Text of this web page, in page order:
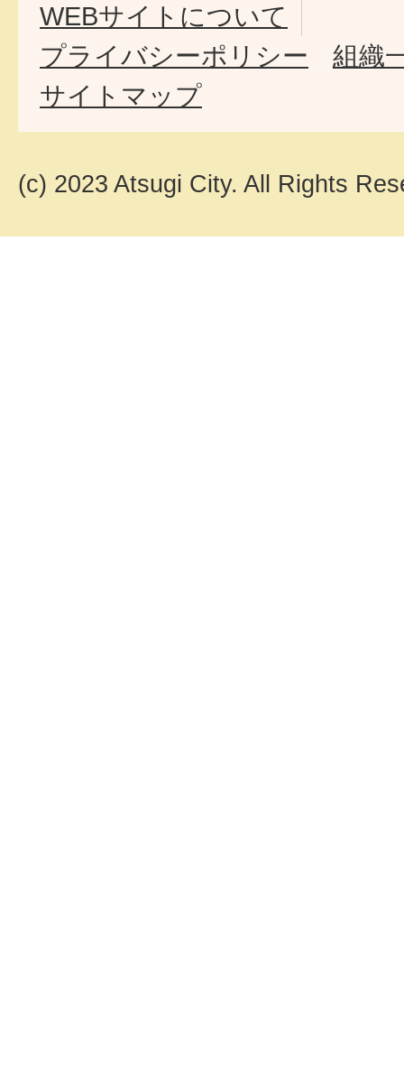
WEBサイトについて
プライバシーポリシー
組織
サイトマップ
(c) 2023 Atsugi City. All Rights